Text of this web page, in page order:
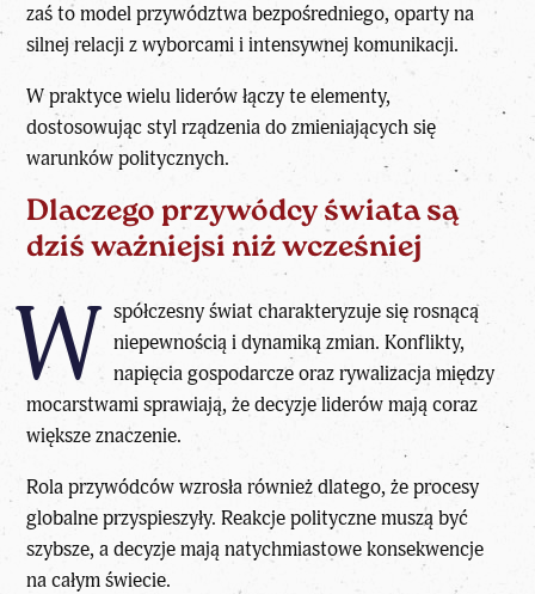
zaś tomodel przywództwa bezpośredniego, oparty na
silnej relacji z wyborcami i intensywnej komunikacji.
W praktyce wielu liderów łączy te elementy,
dostosowującstyl rządzeniado zmieniających się
warunków politycznych.
Dlaczego przywódcy świata są
dziś ważniejsi niż wcześniej
W spółczesny świat charakteryzuje się rosnącą
niepewnością i dynamiką zmian. Konflikty,
napięcia gospodarcze oraz rywalizacja między
mocarstwami sprawiają, że decyzje liderów mają coraz
większe znaczenie.
Rola przywódcówwzrosła również dlatego, że procesy
globalne przyspieszyły. Reakcje polityczne muszą być
szybsze, a decyzje mają natychmiastowe konsekwencje
na całym świecie.